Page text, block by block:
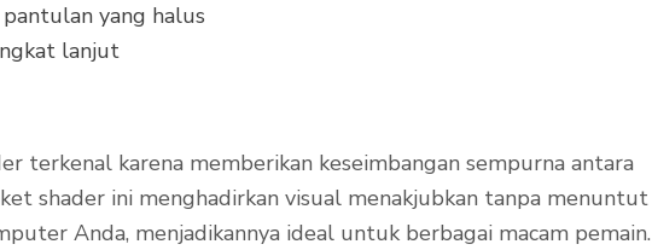
yang halus
lanjut
terkenal karena memberikan keseimbangan sempurna antara
shader ini menghadirkan visual menakjubkan tanpa menuntut
Anda, menjadikannya ideal untuk berbagai macam pemain.